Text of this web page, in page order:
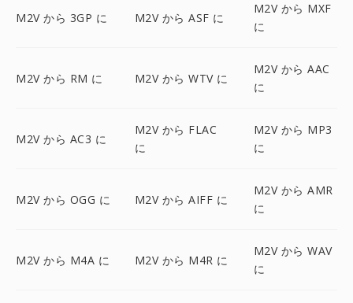
M2V から 3GP に M2V から ASF に
M2V から MXF
に
M2V から RM に M2V から WTV に
M2V から AAC
に
M2V から AC3 に
M2V から FLAC
に
M2V から MP3
に
M2V から OGG に M2V から AIFF に
M2V から AMR
に
M2V から M4A に M2V から M4R に
M2V から WAV
に